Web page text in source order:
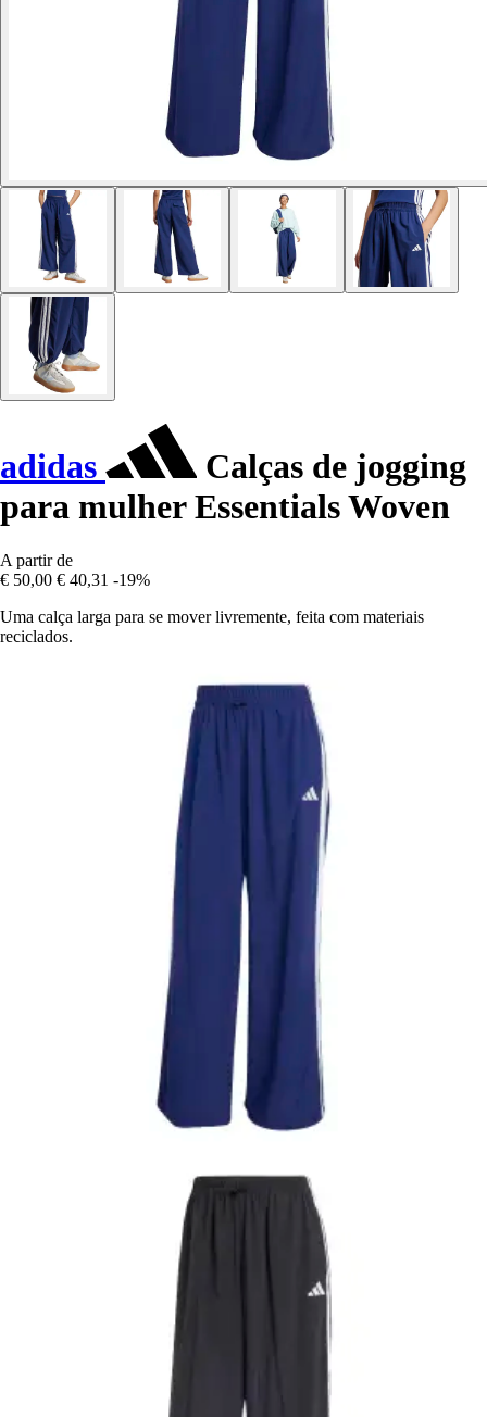
adidas
Calças de jogging
para mulher Essentials Woven
A partir de
€ 50,00 € 40,31 -19%
Uma calça larga para se mover livremente, feita com materiais
reciclados.